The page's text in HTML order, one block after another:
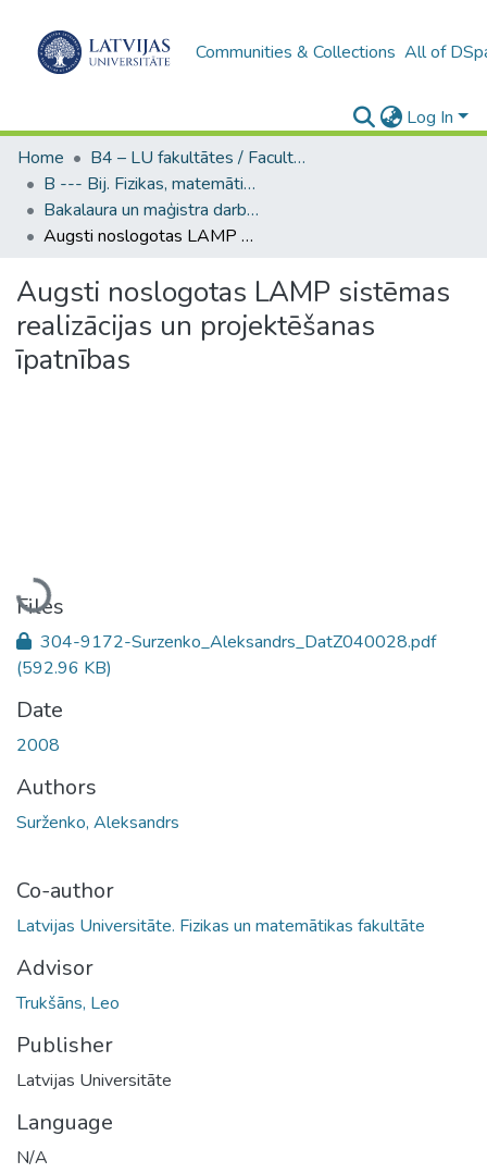
Communities & Collections All of
Log In
Home
B4 – LU fakultātes / Faculties of the UL
B --- Bij. Fizikas, matemātikas un optometrijas fakultātes studentu noslēguma darbi / Faculty of Physics, Mathematics and Optometry - Graduate works
Bakalaura un maģistra darbi (FMOF) / Bachelor's and Master's theses
Augsti noslogotas LAMP sistēmas realizācijas un projektēšanas īpatnības
Augsti noslogotas LAMP sistēmas
realizācijas un projektēšanas
īpatnības
Loading...
Files
304-9172-Surzenko_Aleksandrs_DatZ040028.pdf
(592.96 KB)
Date
2008
Authors
Surženko, Aleksandrs
Co-author
Latvijas Universitāte. Fizikas un matemātikas fakultāte
Advisor
Trukšāns, Leo
Publisher
Latvijas Universitāte
Language
N/A